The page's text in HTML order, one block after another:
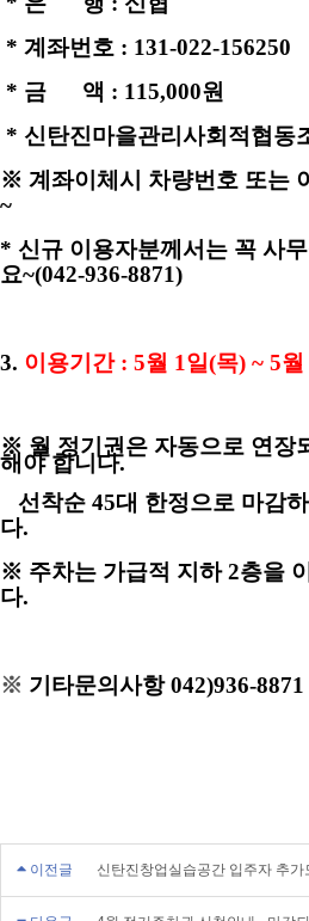
* 계좌번호 : 131-022-156250
* 금 액 : 115,000원
* 신탄진마을관리사회적협동
※ 계좌이체시 차량번호 또는
~
* 신규 이용자분께서는 꼭 사
요~(042-936-8871)
3. 이용기간 : 5월 1일(목) ~ 5
※ 월 정기권은 자동으로 연장
해야 합니다.
선착순 45대 한정으로 마감
다.
※ 주차는 가급적 지하 2층을
다.
※ 기타문의사항 042)936-8871
이전글 신탄진창업실습공간 입주자 추